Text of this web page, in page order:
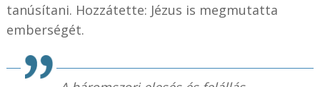
tanúsítani. Hozzátette: Jézus is megmutatta
emberségét.